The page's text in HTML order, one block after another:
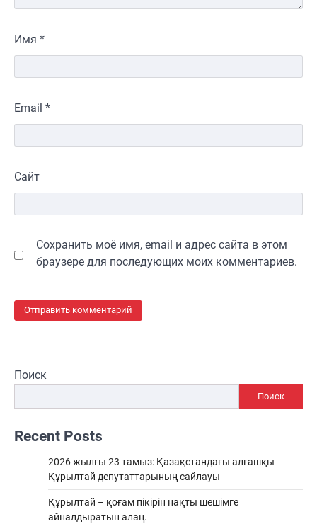
Имя *
Email *
Сайт
Сохранить моё имя, email и адрес сайта в этом
браузере для последующих моих комментариев.
Поиск
Поиск
Recent Posts
2026 жылғы 23 тамыз: Қазақстандағы алғашқы
Құрылтай депутаттарының сайлауы
Құрылтай – қоғам пікірін нақты шешімге
айналдыратын алаң.